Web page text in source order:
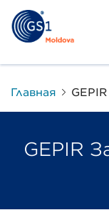
Главная
GEPIR